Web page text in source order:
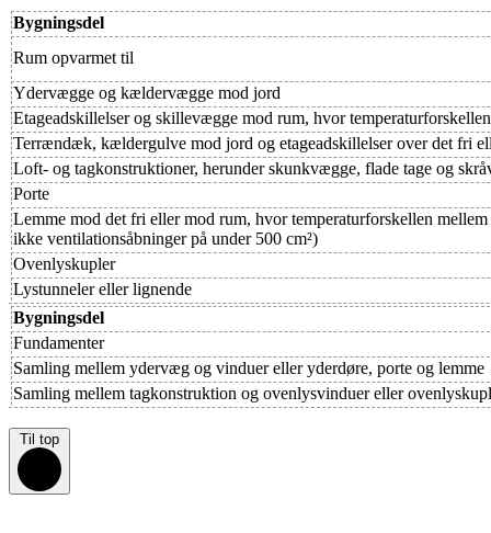
Bygningsdel
Rum opvarmet til
Ydervægge og kældervægge mod jord
Etageadskillelser og skillevægge mod rum, hvor
Terrændæk, kældergulve mod jord og etageadskillelser over det fri
Loft- og tagkonstruktioner, herunder skunkvægge, flade tage og
Porte
Lemme mod det fri eller mod rum, hvor temperaturforskellen
ikke ventilationsåbninger på under 500 cm²)
Ovenlyskupler
Lystunneler eller lignende
Bygningsdel
Fundamenter
Samling mellem ydervæg og vinduer eller yderdøre, porte og lemme
Samling mellem tagkonstruktion og ovenlysvinduer eller
Til top